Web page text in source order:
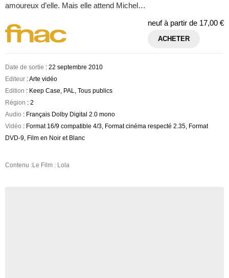
amoureux d’elle. Mais elle attend Michel…
neuf à partir de 17,00 €
ACHETER
Date de sortie : 22 septembre 2010
Editeur : Arte vidéo
Edition : Keep Case, PAL, Tous publics
Région : 2
Audio : Français Dolby Digital 2.0 mono
Vidéo : Format 16/9 compatible 4/3, Format cinéma respecté 2.35, Format
DVD-9, Film en Noir et Blanc
Contenu :Le Film : Lola